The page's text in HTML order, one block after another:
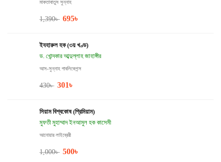
মাকতাবাতুস সুন্নাহ
1,390৳ 695৳
ইযহারুল হক (৩য় খণ্ড)
ড. খোন্দকার আব্দুল্লাহ জাহাঙ্গীর
আস-সুন্নাহ পাবলিকেশন্স
430৳ 301৳
সিয়াম বিশ্বকোষ (প্রিমিয়াম)
মুফতী মুহাম্মাদ ইনআমুল হক কাসেমী
আনোয়ার লাইব্রেরী
1,000৳ 500৳